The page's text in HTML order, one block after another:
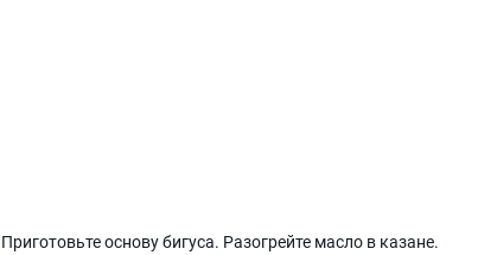
Приготовьте основу бигуса. Разогрейте масло в казане.